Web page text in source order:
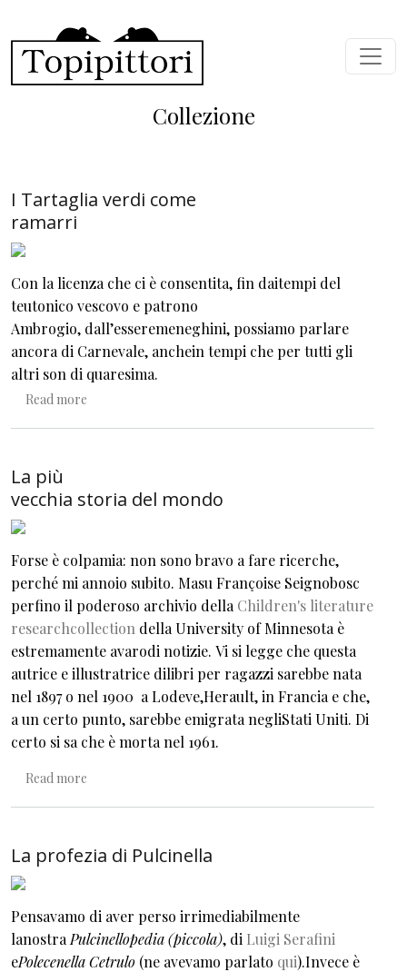
Collezione
I Tartaglia verdi come
ramarri
Con la licenza che ci è consentita, fin daitempi del
teutonico vescovo e patrono
Ambrogio, dall’esseremeneghini, possiamo parlare
ancora di Carnevale, anchein tempi che per tutti gli
altri son di quaresima.
Read more
La più
vecchia storia del mondo
Forse è colpamia: non sono bravo a fare ricerche,
perché mi annoio subito. Masu Françoise Seignobosc
perfino il poderoso archivio della Children's literature
researchcollection della University of Minnesota è
estremamente avarodi notizie. Vi si legge che questa
autrice e illustratrice dilibri per ragazzi sarebbe nata
nel 1897 o nel 1900 a Lodeve,Herault, in Francia e che,
a un certo punto, sarebbe emigrata negliStati Uniti. Di
certo si sa che è morta nel 1961.
Read more
La profezia di Pulcinella
Pensavamo di aver perso irrimediabilmente
lanostra Pulcinellopedia (piccola), di Luigi Serafini
ePolecenella Cetrulo (ne avevamo parlato qui).Invece è